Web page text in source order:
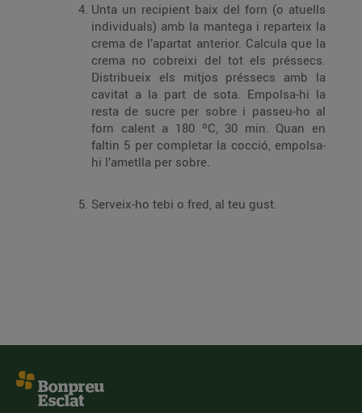
Unta un recipient baix del forn (o atuells
individuals) amb la mantega i reparteix la
crema de l’apartat anterior. Calcula que la
crema no cobreixi del tot els préssecs.
Distribueix els mitjos préssecs amb la
cavitat a la part de sota. Empolsa-hi la
resta de sucre per sobre i passeu-ho al
forn calent a 180 ºC, 30 min. Quan en
faltin 5 per completar la cocció, empolsa-
hi l’ametlla per sobre.
Serveix-ho tebi o fred, al teu gust.